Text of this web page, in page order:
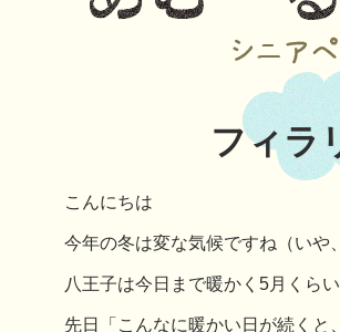
フィラ
こんにちは
今年の冬は変な気候ですね（いや
八王子は今日まで暖かく5月くら
先日「こんなに暖かい日が続くと